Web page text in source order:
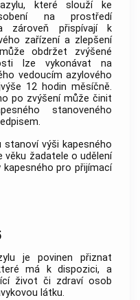
které slouží ke
na prostředí
zároveň přispívají k
zařízení a zlepšení
obdržet zvýšené
lze vykonávat na
vedoucím azylového
12 hodin měsíčně.
po zvýšení může činit
stanoveného
stanoví výši kapesného
věku žadatele o udělení
pro přijímací
je povinen přiznat
má k dispozici, a
život či zdraví osob
látku.